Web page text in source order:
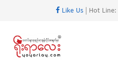
Like Us| Hot Line: